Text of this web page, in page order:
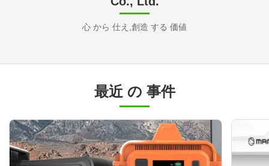
心 から 仕え,創造 する 価値
最近 の 事件